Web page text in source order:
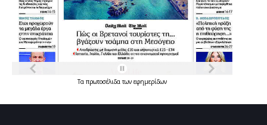
Τα πρωτοσέλιδατων εφημερίδων